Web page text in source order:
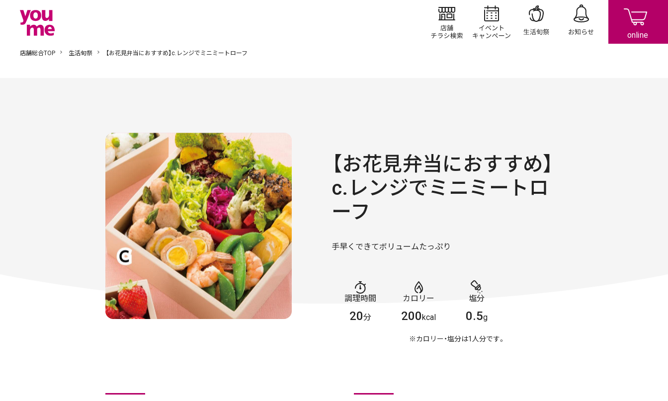
店舗/チラシ検索イベント/キャンペーン
生活旬祭 お知らせ
店舗総合TOP 生活旬祭 【お花見弁当におすすめ】c.レンジでミニミートローフ
【お花見弁当におすすめ】
c.レンジでミニミートロ
ーフ
手早くできてボリュームたっぷり
調理時間
20分
カロリー
200kcal
塩分
0.5g
※カロリー・塩分は1人分です。